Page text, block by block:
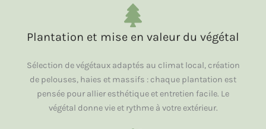
Plantation et mise en valeur du végétal
Sélection de végétaux adaptés au climat local, création
de pelouses, haies et massifs : chaque plantation est
pensée pour allier esthétique et entretien facile. Le
végétal donne vie et rythme à votre extérieur.